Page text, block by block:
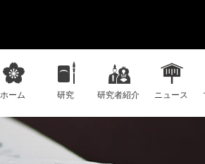
ホーム 研究 研究者紹介 ニュース